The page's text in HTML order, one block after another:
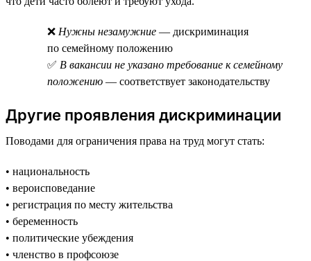
❌ Нужны незамужние — дискриминация
по семейному положению
✅ В вакансии не указано требование к семейному
положению — соответствует законодательству
Другие проявления дискриминации
Поводами для ограничения права на труд могут стать:
• национальность
• вероисповедание
• регистрация по месту жительства
• беременность
• политические убеждения
• членство в профсоюзе